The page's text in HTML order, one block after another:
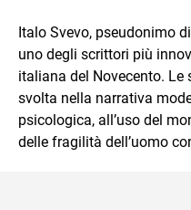
della sintesi.
Italo Svevo, pseudonimo di
uno degli scrittori più
italiana del Novecento. Le
svolta nella narrativa
psicologica, all’uso del
delle fragilità dell’uomo